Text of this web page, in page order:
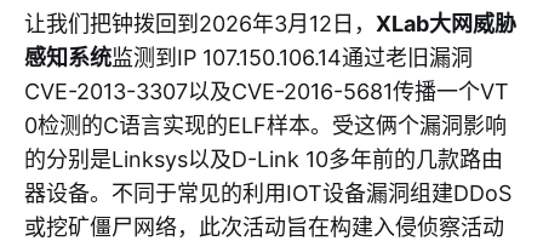
让我们把钟拨回到2026年3月12日， XLab大网威胁
感知系统监测到IP 107.150.106.14通过老旧漏洞
CVE-2013-3307以及CVE-2016-5681传播一个VT
0检测的C语言实现的ELF样本。受这俩个漏洞影响
的分别是Linksys以及D-Link 10多年前的几款路由
器设备。不同于常见的利用IOT设备漏洞组建DDoS
或挖矿僵尸网络，此次活动旨在构建入侵侦察活动